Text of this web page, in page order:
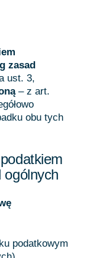
zasad
ust. 3,
– z art.
obu tych
ogólnych
podatkowym